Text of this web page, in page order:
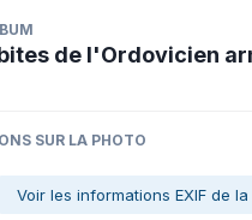
de l'Ordovicien
SUR LA PHOTO
Voir les informations EXIF de